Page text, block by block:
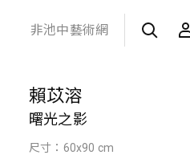
非池中藝術網
賴苡溶
曙光之影
尺寸：60x90 cm